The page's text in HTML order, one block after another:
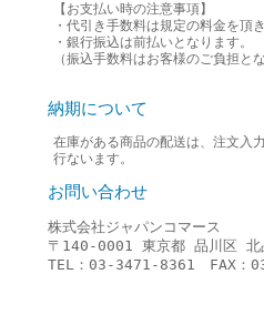
【お支払い時の注意事項】
・代引き手数料は規定の料金を頂
・銀行振込は前払いとなります。
（振込手数料はお客様のご負担と
納期について
在庫がある商品の配送は、注文入
行ないます。
お問い合わせ
株式会社ジャパンコマース
〒140-0001 東京都 品川区
TEL：03-3471-8361 FAX：